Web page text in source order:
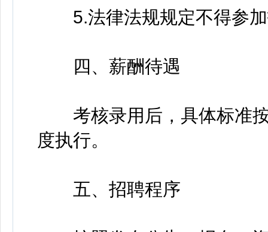
5.法律法规规定不得参加
四、薪酬待遇
考核录用后，具体标准按
度执行。
五、招聘程序